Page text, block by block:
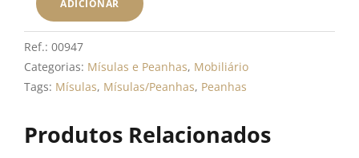
17cm
x
15cm
ADICIONAR
Ref.: 00947
Categorias: Mísulas e Peanhas, Mobiliário
Tags: Mísulas, Mísulas/Peanhas, Peanhas
Produtos Relacionados